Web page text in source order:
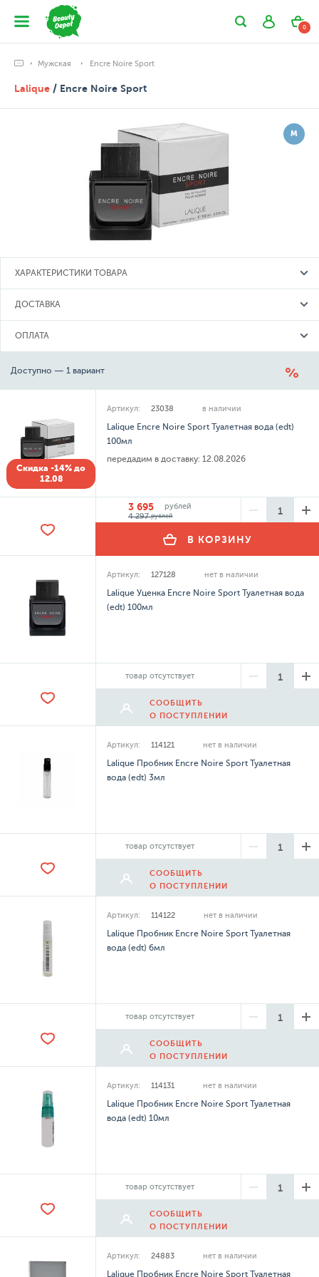
0
Мужская Encre Noire Sport
Lalique / Encre Noire Sport
М
ХАРАКТЕРИСТИКИ ТОВАРА
ДОСТАВКА
ОПЛАТА
Доступно — 1 вариант
Скидка -14% до
12.08
Артикул: 23038 в наличии
Lalique Encre Noire Sport Туалетная вода (edt)
100мл
передадим в доставку: 12.08.2026
3 695
рублей
4 297рублей
В КОРЗИНУ
Артикул: 127128 нет в наличии
Lalique Уценка Encre Noire Sport Туалетная вода
(edt) 100мл
товар отсутствует
СООБЩИТЬ
О ПОСТУПЛЕНИИ
Артикул: 114121 нет в наличии
Lalique Пробник Encre Noire Sport Туалетная
вода (edt) 3мл
товар отсутствует
СООБЩИТЬ
О ПОСТУПЛЕНИИ
Артикул: 114122 нет в наличии
Lalique Пробник Encre Noire Sport Туалетная
вода (edt) 6мл
товар отсутствует
СООБЩИТЬ
О ПОСТУПЛЕНИИ
Артикул: 114131 нет в наличии
Lalique Пробник Encre Noire Sport Туалетная
вода (edt) 10мл
товар отсутствует
СООБЩИТЬ
О ПОСТУПЛЕНИИ
Артикул: 24883 нет в наличии
Lalique Пробник Encre Noire Sport Туалетная